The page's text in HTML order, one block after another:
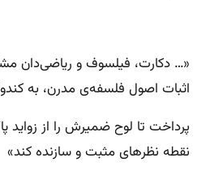
«… دکارت، فیلسوف و ریاضی‌دان
اثبات اصول فلسفه‌ی مدرن، به
پرداخت تا لوح ضمیرش را از زواید
نقطه‌ نظرهای مثبت و سازنده کند‌»